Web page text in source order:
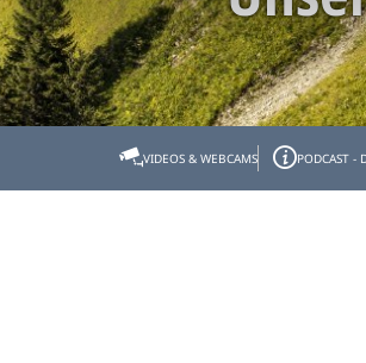
Unser Tipp
Unser Tipp
VIDEOS & WEBCAMS PODCAST -